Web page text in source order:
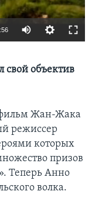
свой объектив
Жан-Жака
режиссер
которых
призов
Теперь Анно
волка.